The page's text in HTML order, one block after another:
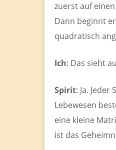
zuerst auf
Dann beginnt
quadratisch
Ich: Das sieht
Spirit: Ja.
Lebewesen
eine kleine
ist das